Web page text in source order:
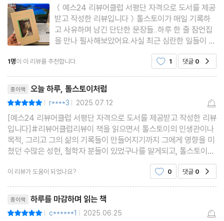
＜예스24 리뷰어클럽 서평단 자격으로 도서를 제공
받고 작성한 리뷰입니다＞톨스토이가 매일 기록하
고 사유하며 남긴 단단한 문장들..하루 한 줄 잠언집
을 만나 필사해보았어요.사실 최근 심란한 일들이 많
아 말 그대로 마음이 소란했거든요.생각을 다잡아주
는 한 문장을 매일매일 만나고 있습니다.톨스토이는
록했다고 하는데요.마음
1명이 이 리뷰를 추천합니다. 1 댓글 0
종이책 오늘 하루, 톨스토이처럼
| r****3 | 2025.07.12
[예스24 리뷰어클럽 서평단 자격으로 도서를 제공받고 작성한 리뷰
입니다]#리뷰어클럽리뷰이 책을 읽으면서 톨스토이의 인생관이나
목적, 그리고 그의 삶의 기록들이 만들어지기까지 그에게 영향을 미
쳤던 수많은 성현, 철학자 분들이 있었구나를 알게되고, 톨스토이가
매일매일을 읽고 생각한 인생의 지침서를 직접 읽어볼 수 있다는 점
이 나에게도 소중한 시간이었다. 톨스토이가 죽기
이 리뷰가 도움이 되었나요? 0 댓글 0
종이책 하루를 마감하며 읽는 책
| c******1 | 2025.06.25